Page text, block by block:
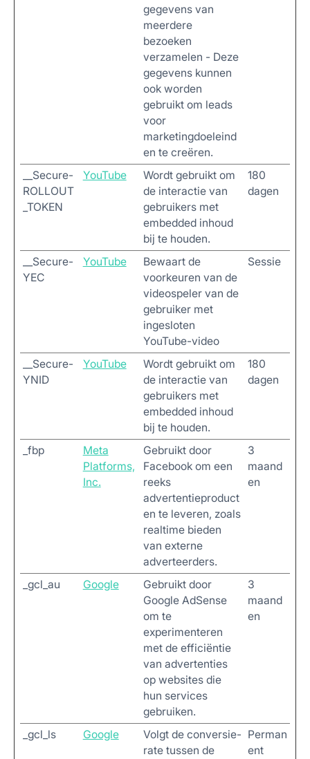
gegevens van
meerdere
bezoeken
verzamelen - Deze
gegevens kunnen
ook worden
gebruikt om leads
voor
marketingdoeleind
en te creëren.
__Secure-
ROLLOUT
_TOKEN
YouTube
Wordt gebruikt om
de interactie van
gebruikers met
embedded inhoud
bij te houden.
180
dagen
__Secure-
YEC
YouTube
Bewaart de
voorkeuren van de
videospeler van de
gebruiker met
ingesloten
YouTube-video
Sessie
__Secure-
YNID
YouTube
Wordt gebruikt om
de interactie van
gebruikers met
embedded inhoud
bij te houden.
180
dagen
_fbp
Meta
Platforms,
Inc.
Gebruikt door
Facebook om een
reeks
advertentieproduct
en te leveren, zoals
realtime bieden
van externe
adverteerders.
3
maand
en
_gcl_au Google
Gebruikt door
Google AdSense
om te
experimenteren
met de efficiëntie
van advertenties
op websites die
hun services
gebruiken.
3
maand
en
_gcl_ls Google
Volgt de conversie-
rate tussen de
Perman
ent